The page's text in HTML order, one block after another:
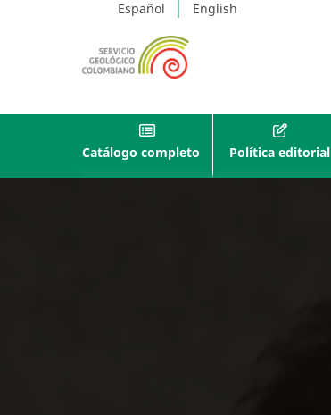
Español English
Catálogo completo Política editorial